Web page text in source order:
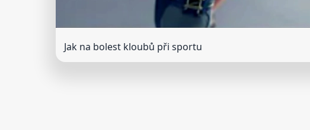
Jak na bolest kloubů při sportu